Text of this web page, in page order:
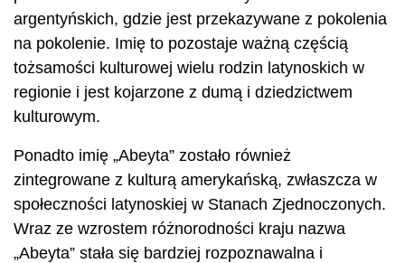
argentyńskich, gdzie jest przekazywane z pokolenia
na pokolenie. Imię to pozostaje ważną częścią
tożsamości kulturowej wielu rodzin latynoskich w
regionie i jest kojarzone z dumą i dziedzictwem
kulturowym.
Ponadto imię „Abeyta” zostało również
zintegrowane z kulturą amerykańską, zwłaszcza w
społeczności latynoskiej w Stanach Zjednoczonych.
Wraz ze wzrostem różnorodności kraju nazwa
„Abeyta” stała się bardziej rozpoznawalna i